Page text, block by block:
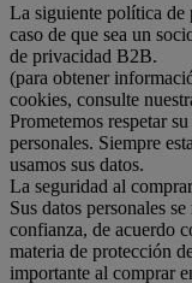
La siguiente política de
caso de que sea un
de privacidad B2B.
(para obtener
cookies, consulte
Prometemos respetar
personales. Siempre
usamos sus datos.
La seguridad al
Sus datos personales
confianza, de acuerdo
materia de protección
importante al comprar